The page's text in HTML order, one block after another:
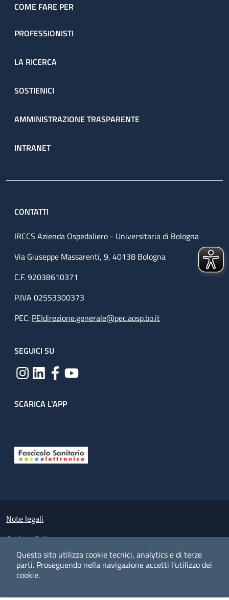
Questo sito utilizza cookie tecnici, analytics e di terze
parti. Proseguendo nella navigazione accetti l'utilizzo dei
cookie.
COME FARE PER
PROFESSIONISTI
LA RICERCA
SOSTIENICI
AMMINISTRAZIONE TRASPARENTE
INTRANET
CONTATTI
IRCCS Azienda Ospedaliero - Universitaria di Bologna
Via Giuseppe Massarenti, 9, 40138 Bologna
C.F. 92038610371
P.IVA 02553300373
PEC: PEIdirezione.generale@pec.aosp.bo.it
SEGUICI SU
SCARICA L'APP
Small prints
Note legali
Cookies Policy
Policy privacy e protezione del dato personale
Albo pretorio on-line